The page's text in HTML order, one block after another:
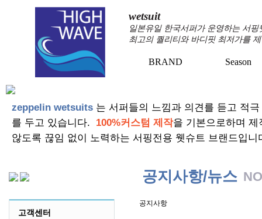
wetsuit
일본유일 한국서퍼가 운영하는 서
최고의 퀄리티와 바디핏 최저가를
BRAND
Season
zeppelin wetsuits 는 서퍼들의 느낌과 의견를 듣고 적
를 두고 있습니다. 100%커스텀 제작을 기본으로하며
않도록 끊임 없이 노력하는 서핑전용 웻슈트 브랜드입니
고객센터
공지사항/뉴스
공지사항